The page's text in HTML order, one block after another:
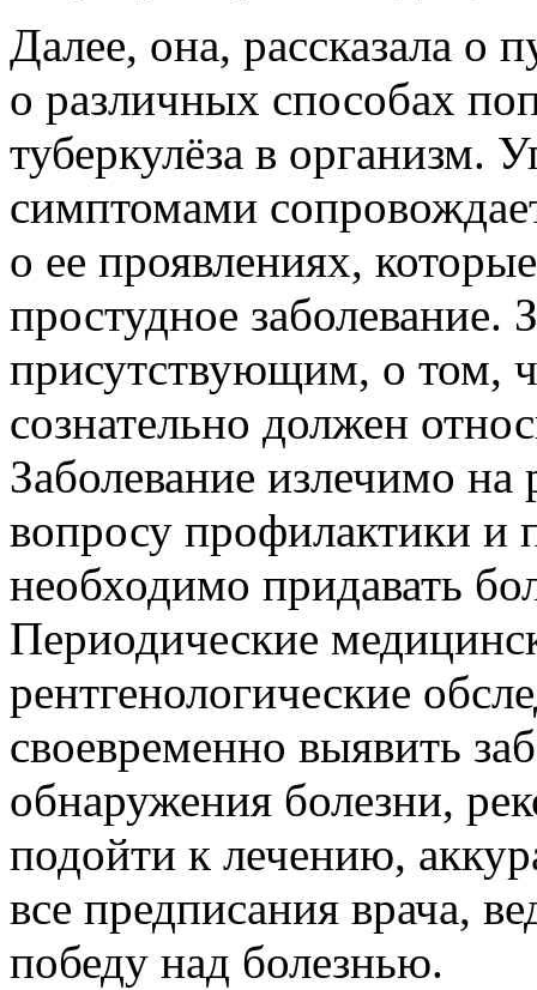
Далее, она, рассказала о
о различных способах
туберкулёза в организм.
симптомами
о ее проявлениях,
простудное заболевание.
присутствующим, о том,
сознательно должен
Заболевание излечимо
вопросу профилактики и
необходимо придавать
Периодические
рентгенологические
своевременно выявить
обнаружения болезни,
подойти к лечению,
все предписания врача,
победу над болезнью.